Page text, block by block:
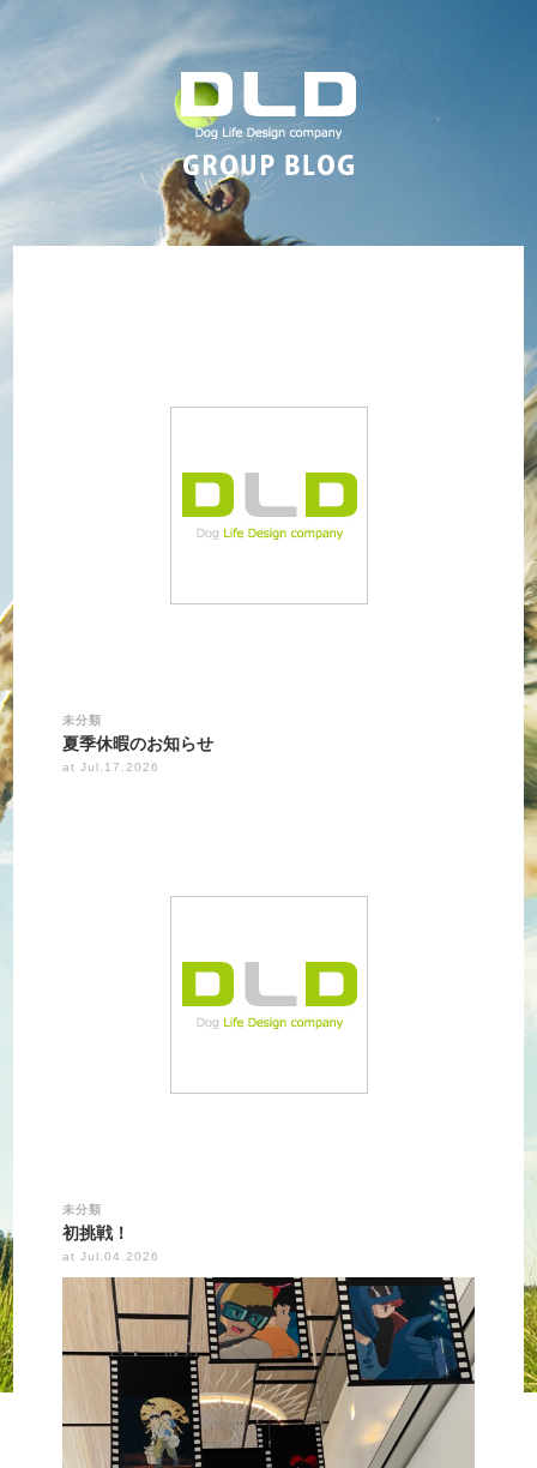
未分類
夏季休暇のお知らせ
at Jul.17.2026
未分類
初挑戦！
at Jul.04.2026